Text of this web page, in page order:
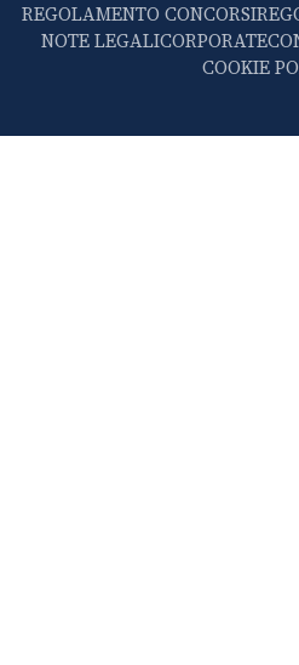
REGOLAMENTO CONCORSI
NOTE LEGALICORPORATE
COOKIE